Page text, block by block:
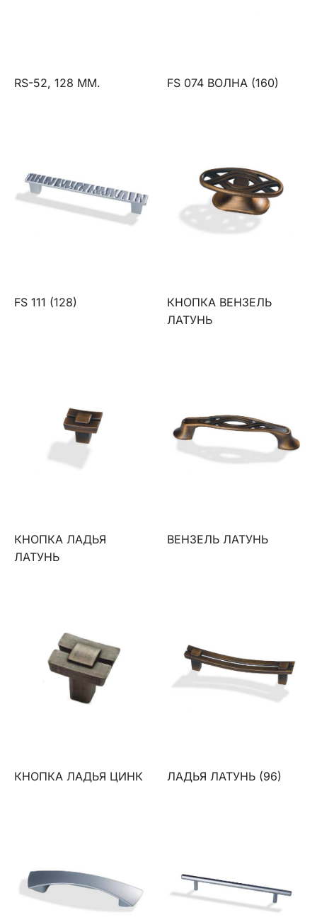
RS-52, 128 ММ. FS 074 ВОЛНА (160)
FS 111 (128)
КНОПКА ВЕНЗЕЛЬ
ЛАТУНЬ
КНОПКА ЛАДЬЯ
ЛАТУНЬ
ВЕНЗЕЛЬ ЛАТУНЬ
КНОПКА ЛАДЬЯ ЦИНК ЛАДЬЯ ЛАТУНЬ (96)